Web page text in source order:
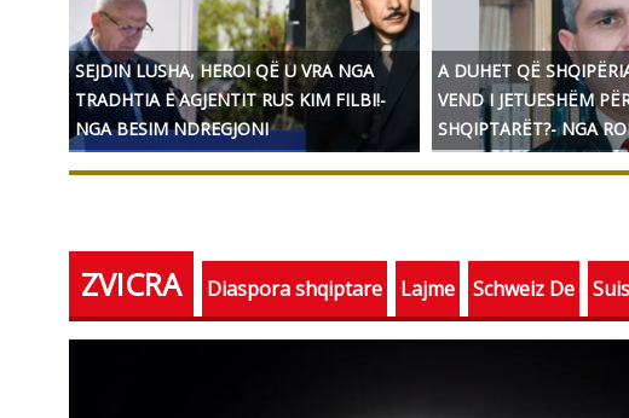
SEJDIN LUSHA, HEROI QË U VRA NGA
TRADHTIA E AGJENTIT RUS KIM FILBI!-
NGA BESIM NDREGJONI
A DUHET QË
VEND I JETUESHËM
SHQIPTARËT?- NGA
ZVICRA Diaspora shqiptare Lajme Schweiz De